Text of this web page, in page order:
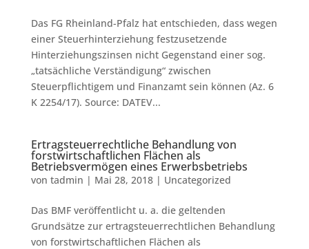
Das FG Rheinland-Pfalz hat entschieden, dass wegen
einer Steuerhinterziehung festzusetzende
Hinterziehungszinsen nicht Gegenstand einer sog.
„tatsächliche Verständigung“ zwischen
Steuerpflichtigem und Finanzamt sein können (Az. 6
K 2254/17). Source: DATEV...
Ertragsteuerrechtliche Behandlung von
forstwirtschaftlichen Flächen als
Betriebsvermögen eines Erwerbsbetriebs
von tadmin | Mai 28, 2018| Uncategorized
Das BMF veröffentlicht u. a. die geltenden
Grundsätze zur ertragsteuerrechtlichen Behandlung
von forstwirtschaftlichen Flächen als